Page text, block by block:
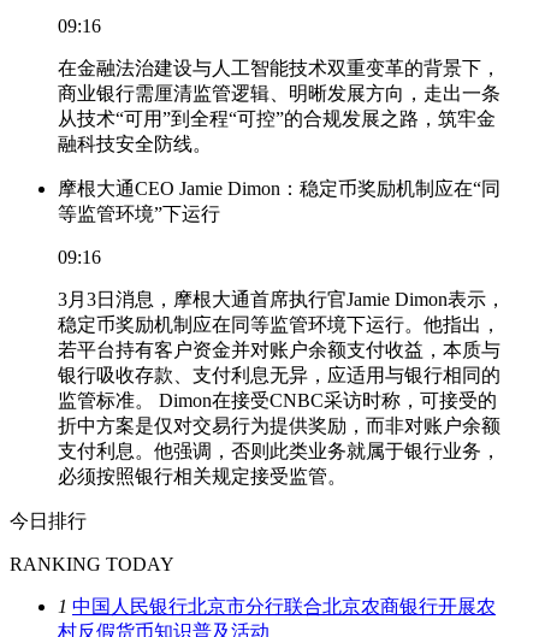
09:16
在金融法治建设与人工智能技术双重变革的背景下，
商业银行需厘清监管逻辑、明晰发展方向，走出一条
从技术“可用”到全程“可控”的合规发展之路，筑牢金
融科技安全防线。
摩根大通CEO Jamie Dimon：稳定币奖励机制应在“同
等监管环境”下运行
09:16
3月3日消息，摩根大通首席执行官Jamie Dimon表示，
稳定币奖励机制应在同等监管环境下运行。他指出，
若平台持有客户资金并对账户余额支付收益，本质与
银行吸收存款、支付利息无异，应适用与银行相同的
监管标准。 Dimon在接受CNBC采访时称，可接受的
折中方案是仅对交易行为提供奖励，而非对账户余额
支付利息。他强调，否则此类业务就属于银行业务，
必须按照银行相关规定接受监管。
今日排行
RANKING TODAY
1 中国人民银行北京市分行联合北京农商银行开展农
村反假货币知识普及活动